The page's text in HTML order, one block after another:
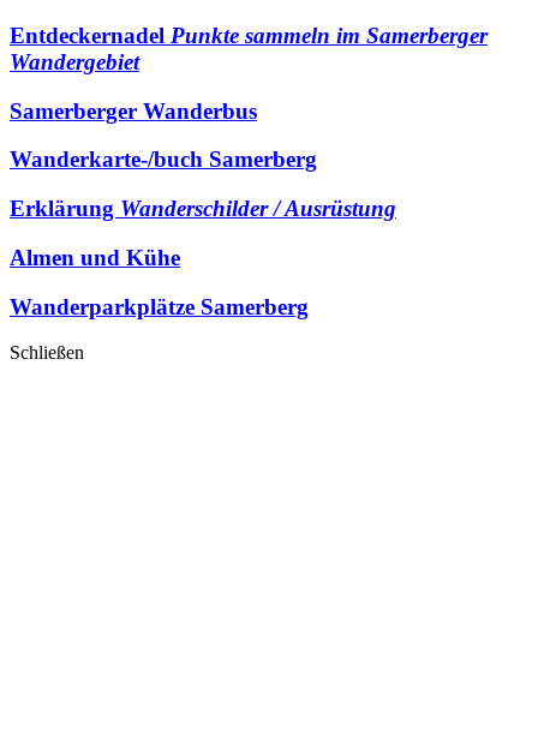
Entdeckernadel Punkte sammeln im Samerberger
Wandergebiet
Samerberger Wanderbus
Wanderkarte-/buch Samerberg
Erklärung Wanderschilder / Ausrüstung
Almen und Kühe
Wanderparkplätze Samerberg
Schließen